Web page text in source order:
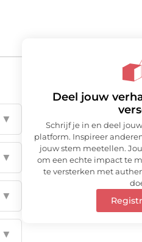
▼
▼
▼
▼
Deel jouw
Schrijf je in en deel
platform. Inspireer
jouw stem meetellen.
om een echte impact te
te versterken met